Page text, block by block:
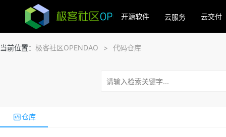
开源软件 云服务 云交付
当前位置： 极客社区OPENDAO > 代码仓库
仓库